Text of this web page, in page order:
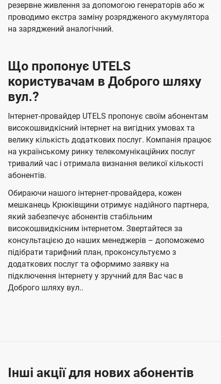
резервне живлення за допомогою генераторів або ж
проводимо екстра заміну розрядженого акумулятора
на заряджений аналогічний.
Що пропонує UTELS
користувачам в Доброго шляху
вул.?
Інтернет-провайдер UTELS пропонує своїм абонентам
високошвидкісний інтернет на вигідних умовах та
велику кількість додаткових послуг. Компанія працює
на українському ринку телекомунікаційних послуг
тривалий час і отримала визнання великої кількості
абонентів.
Обираючи нашого інтернет-провайдера, кожен
мешканець Крюківщини отримує надійного партнера,
який забезпечує абонентів стабільним
високошвидкісним інтернетом. Звертайтеся за
консультацією до наших менеджерів – допоможемо
підібрати тарифний план, проконсультуємо з
додаткових послуг та оформимо заявку на
підключення інтернету у зручний для Вас час в
Доброго шляху вул..
Інші акції для нових абонентів